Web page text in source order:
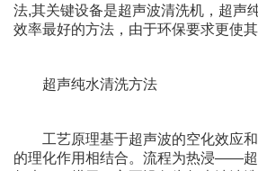
法,其关键设备是超声波清洗机，超声
效率最好的方法，由于环保要求更使其
超声纯水清洗方法
工艺原理基于超声波的空化效应和
的理化作用相结合。流程为热浸